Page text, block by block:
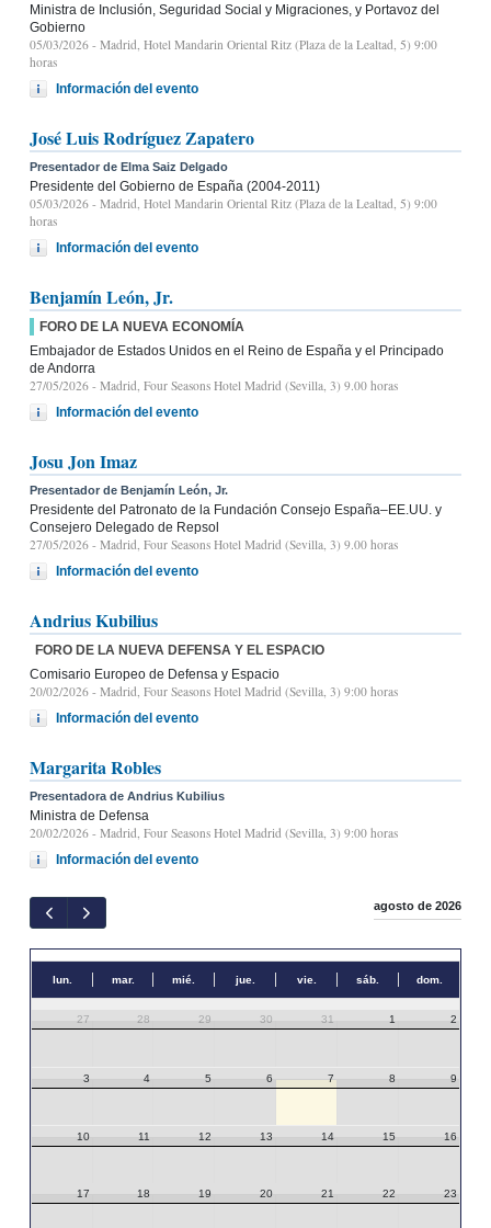
Ministra de Inclusión, Seguridad Social y Migraciones, y Portavoz del
Gobierno
05/03/2026 - Madrid, Hotel Mandarin Oriental Ritz (Plaza de la Lealtad, 5) 9:00
horas
Información del evento
José Luis Rodríguez Zapatero
Presentador de Elma Saiz Delgado
Presidente del Gobierno de España (2004-2011)
05/03/2026 - Madrid, Hotel Mandarin Oriental Ritz (Plaza de la Lealtad, 5) 9:00
horas
Información del evento
Benjamín León, Jr.
FORO DE LA NUEVA ECONOMÍA
Embajador de Estados Unidos en el Reino de España y el Principado
de Andorra
27/05/2026 - Madrid, Four Seasons Hotel Madrid (Sevilla, 3) 9.00 horas
Información del evento
Josu Jon Imaz
Presentador de Benjamín León, Jr.
Presidente del Patronato de la Fundación Consejo España–EE.UU. y
Consejero Delegado de Repsol
27/05/2026 - Madrid, Four Seasons Hotel Madrid (Sevilla, 3) 9.00 horas
Información del evento
Andrius Kubilius
FORO DE LA NUEVA DEFENSA Y EL ESPACIO
Comisario Europeo de Defensa y Espacio
20/02/2026 - Madrid, Four Seasons Hotel Madrid (Sevilla, 3) 9:00 horas
Información del evento
Margarita Robles
Presentadora de Andrius Kubilius
Ministra de Defensa
20/02/2026 - Madrid, Four Seasons Hotel Madrid (Sevilla, 3) 9:00 horas
Información del evento
agosto de 2026
lun. mar. mié. jue. vie. sáb. dom.
27 28 29 30 31 1 2
3 4 5 6 7 8 9
10 11 12 13 14 15 16
17 18 19 20 21 22 23